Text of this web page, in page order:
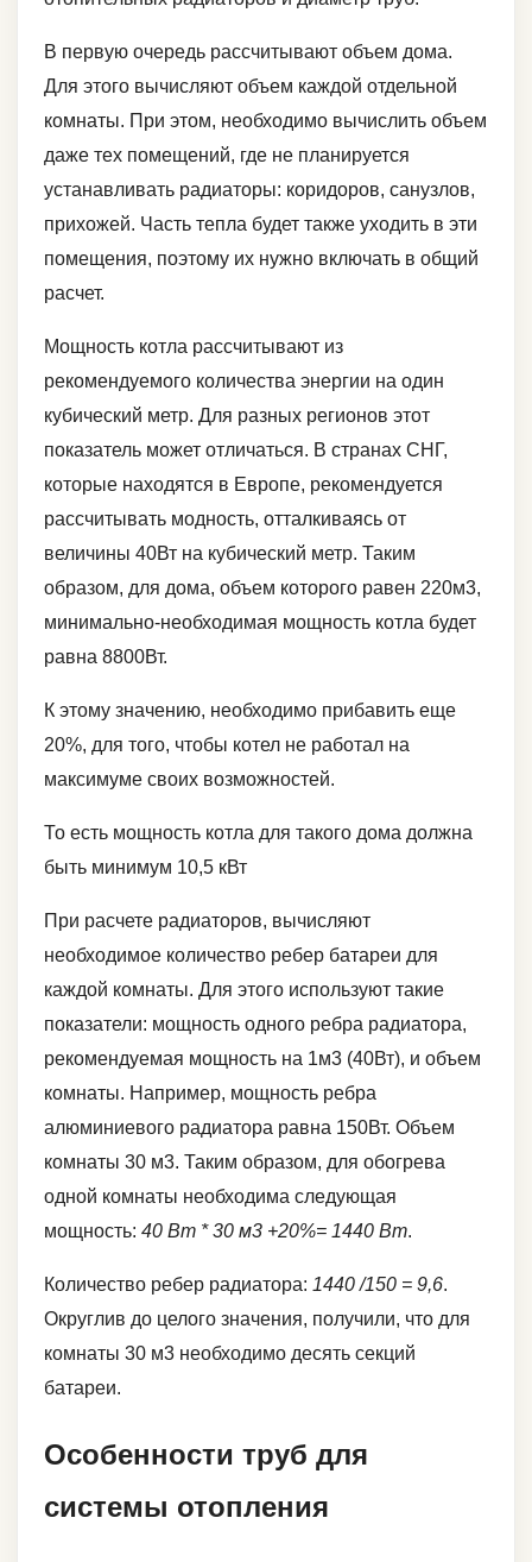
В первую очередь рассчитывают объем дома.
Для этого вычисляют объем каждой отдельной
комнаты. При этом, необходимо вычислить объем
даже тех помещений, где не планируется
устанавливать радиаторы: коридоров, санузлов,
прихожей. Часть тепла будет также уходить в эти
помещения, поэтому их нужно включать в общий
расчет.
Мощность котла рассчитывают из
рекомендуемого количества энергии на один
кубический метр. Для разных регионов этот
показатель может отличаться. В странах СНГ,
которые находятся в Европе, рекомендуется
рассчитывать модность, отталкиваясь от
величины 40Вт на кубический метр. Таким
образом, для дома, объем которого равен 220м3,
минимально-необходимая мощность котла будет
равна 8800Вт.
К этому значению, необходимо прибавить еще
20%, для того, чтобы котел не работал на
максимуме своих возможностей.
То есть мощность котла для такого дома должна
быть минимум 10,5 кВт
При расчете радиаторов, вычисляют
необходимое количество ребер батареи для
каждой комнаты. Для этого используют такие
показатели: мощность одного ребра радиатора,
рекомендуемая мощность на 1м3 (40Вт), и объем
комнаты. Например, мощность ребра
алюминиевого радиатора равна 150Вт. Объем
комнаты 30 м3. Таким образом, для обогрева
одной комнаты необходима следующая
мощность: 40 Вт * 30 м3 +20%= 1440 Вт.
Количество ребер радиатора: 1440 /150 = 9,6.
Округлив до целого значения, получили, что для
комнаты 30 м3 необходимо десять секций
батареи.
Особенности труб для
системы отопления